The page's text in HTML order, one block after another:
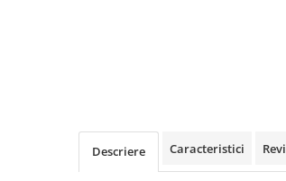
Descriere Caracteristici